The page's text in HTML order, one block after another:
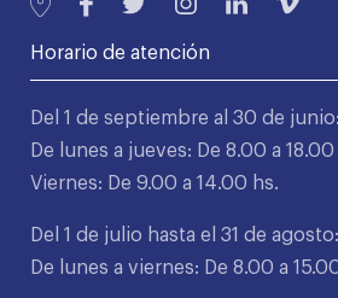
Horario de atención
Del 1 de septiembre al 30 de junio:
De lunes a jueves: De 8.00 a 18.00
Viernes: De 9.00 a 14.00 hs.
Del 1 de julio hasta el 31 de agosto:
De lunes a viernes: De 8.00 a